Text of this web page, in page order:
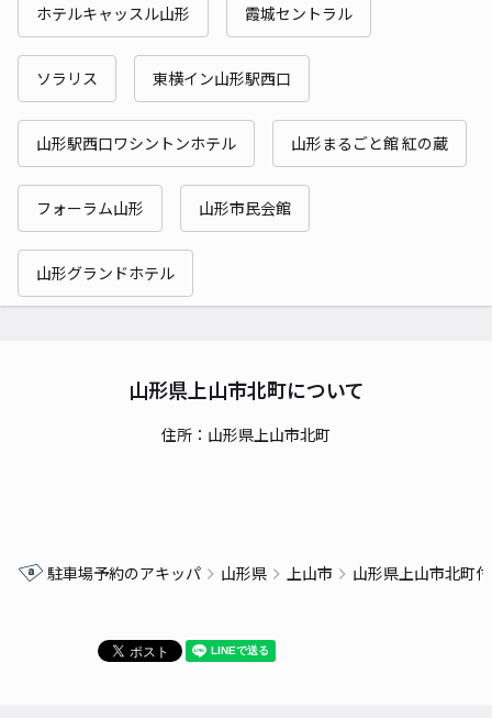
ホテルキャッスル山形 霞城セントラル
ソラリス 東横イン山形駅西口
山形駅西口ワシントンホテル 山形まるごと館 紅の蔵
フォーラム山形 山形市民会館
山形グランドホテル
山形県上山市北町について
住所：山形県上山市北町
駐車場予約のアキッパ 山形県 上山市 山形県上山市北町